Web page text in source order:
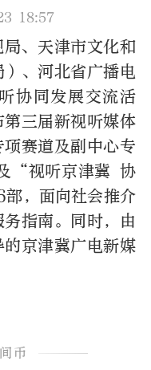
18:57
、天津市文化和
、河北省广播电
协同发展交流活
三届新视听媒体
赛道及副中心专
“视听京津冀 协
，面向社会推介
指南。同时，由
京津冀广电新媒
币